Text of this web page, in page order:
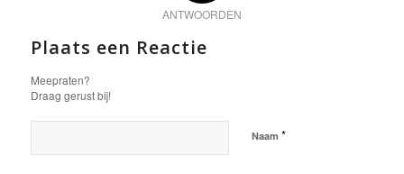
ANTWOORDEN
Plaats een Reactie
Meepraten?
Draag gerust bij!
Naam *